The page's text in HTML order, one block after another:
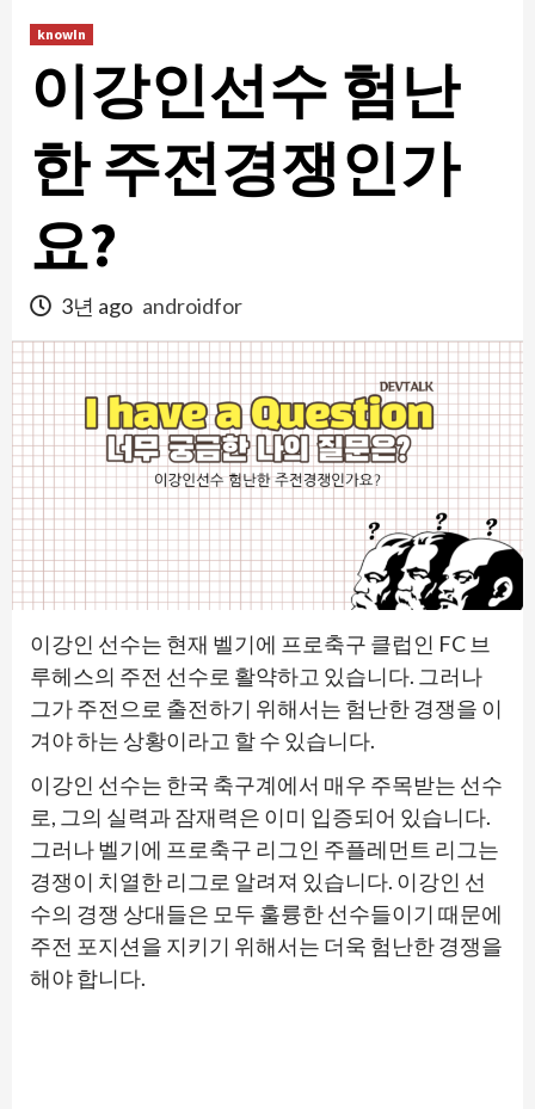
knowIn
이강인선수 험난
한 주전경쟁인가
요?
3년 ago androidfor
이강인 선수는 현재 벨기에 프로축구 클럽인 FC 브
루헤스의 주전 선수로 활약하고 있습니다. 그러나
그가 주전으로 출전하기 위해서는 험난한 경쟁을 이
겨야 하는 상황이라고 할 수 있습니다.
이강인 선수는 한국 축구계에서 매우 주목받는 선수
로, 그의 실력과 잠재력은 이미 입증되어 있습니다.
그러나 벨기에 프로축구 리그인 주플레먼트 리그는
경쟁이 치열한 리그로 알려져 있습니다. 이강인 선
수의 경쟁 상대들은 모두 훌륭한 선수들이기 때문에
주전 포지션을 지키기 위해서는 더욱 험난한 경쟁을
해야 합니다.